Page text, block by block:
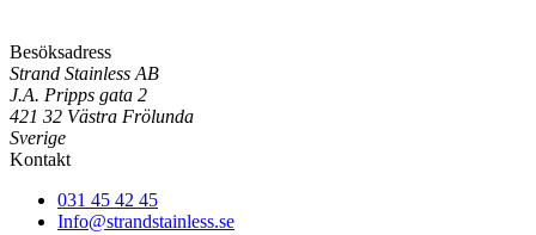
Besöksadress
Strand Stainless AB
J.A. Pripps gata 2
421 32 Västra Frölunda
Sverige
Kontakt
031 45 42 45
Info@strandstainless.se